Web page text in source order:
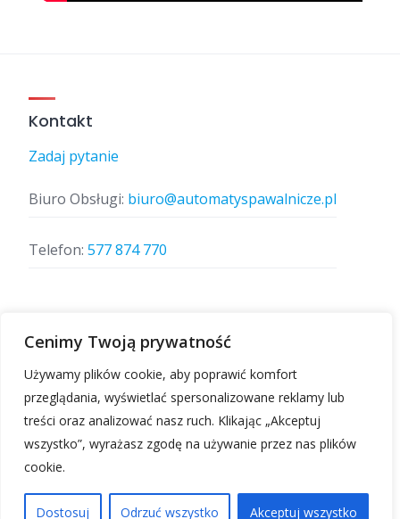
Cenimy Twoją prywatność
Używamy plików cookie, aby poprawić komfort
przeglądania, wyświetlać spersonalizowane reklamy lub
treści oraz analizować nasz ruch. Klikając „Akceptuj
wszystko”, wyrażasz zgodę na używanie przez nas plików
cookie.
Dostosuj Odrzuć wszystko Akceptuj wszystko
Kontakt
Zadaj pytanie
Biuro Obsługi: biuro@automatyspawalnicze.pl
Telefon: 577 874 770
Automatyspawalnicze.pl | Wszelkie prawa
zastrzeżone.